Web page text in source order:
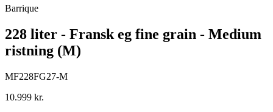
Barrique
228 liter - Fransk eg fine grain - Medium
ristning (M)
MF228FG27-M
10.999 kr.